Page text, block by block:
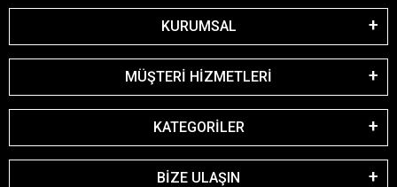
KURUMSAL
MÜŞTERİ HİZMETLERİ
KATEGORİLER
BİZE ULAŞIN